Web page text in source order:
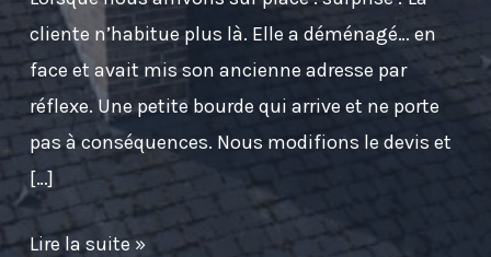
cliente n’habitue plus là. Elle a déménagé… en
face et avait mis son ancienne adresse par
réflexe. Une petite bourde qui arrive et ne porte
pas à conséquences. Nous modifions le devis et
[…]
Nettoyage
Lire la suite »